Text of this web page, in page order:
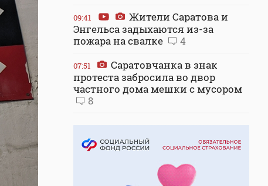
09:41
Жители Саратова и
Энгельса задыхаются из-за
пожара на свалке
4
07:51
Саратовчанка в знак
протеста забросила во двор
частного дома мешки с мусором
8